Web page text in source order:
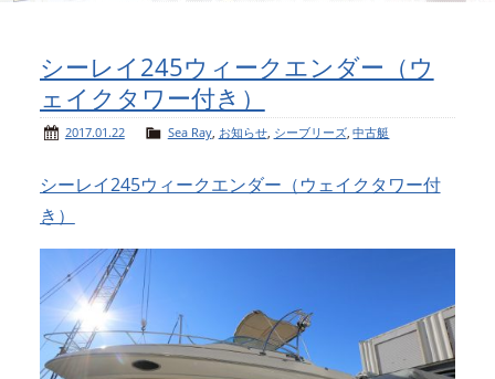
Parts＆Apparel
パーツ販売・アパレル商品
ニュース＆トピックス
Company
会社概要
アクセスマップ
Contact us
お問い合わせ
シーレイ245ウィークエンダー（ウ
ェイクタワー付き）
2017.01.22 Sea Ray, お知らせ, シーブリーズ,中古艇
シーレイ245ウィークエンダー（ウェイクタワー付
き）